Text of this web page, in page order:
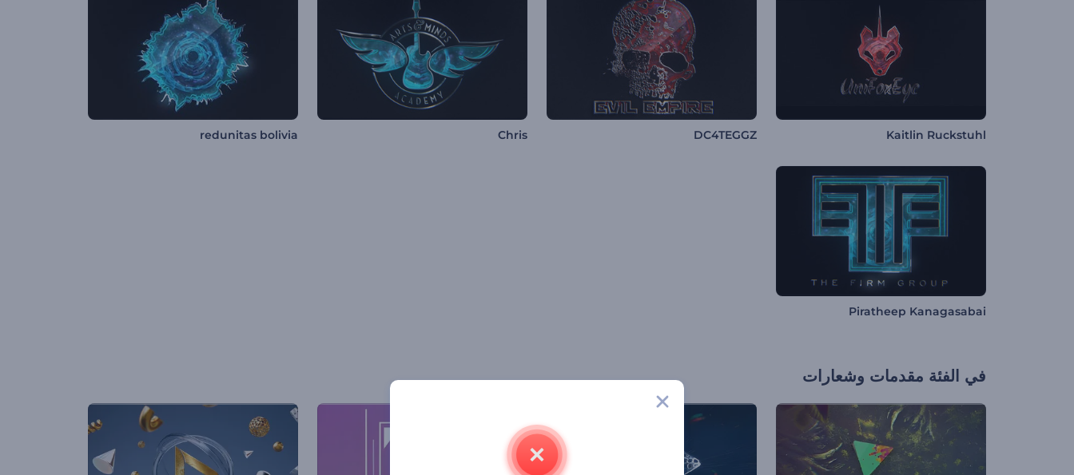
Kaitlin Ruckstuhl
DC4TEGGZ
Chris
redunitas bolivia
Piratheep Kanagasabai
في الفئة مقدمات وشعارات